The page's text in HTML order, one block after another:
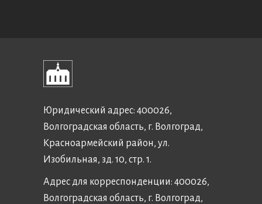
Юридический адрес: 400026,
Волгоградская область, г. Волгоград,
Красноармейский район, ул.
Изобильная, зд. 10, стр. 1.
Адрес для корреспонденции: 400026,
Волгоградская область, г. Волгоград,